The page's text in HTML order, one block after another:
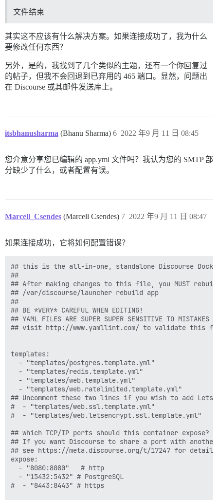
文件结束
其实这不应该有什么解决方案。如果连接成功了，我为什么
要修改任何东西？
另外，是的，我找到了几个类似的主题，还有一个你回复过
的帖子，但我不会回退到已弃用的 465 端口。显然，问题出
在 Discourse 或其邮件发送库上。
itsbhanusharma (Bhanu Sharma) 2022 年9 月 11 日 08:45
6
您介意分享您已编辑的 app.yml 文件吗？我认为您的 SMTP 部
分缺少了什么，或者配置有误。
Marcell_Csendes (Marcell Csendes) 2022 年9 月 11 日 08:47
7
如果连接成功，它将如何配置错误？
## this is the all-in-one, standalone Discourse
##
## After making changes to this file, you MUST
## /var/discourse/launcher rebuild app
##
## BE *VERY* CAREFUL WHEN EDITING!
## YAML FILES ARE SUPER SUPER SENSITIVE TO MISTAKES
## visit http://www.yamllint.com/ to validate this
templates:
  - "templates/postgres.template.yml"
  - "templates/redis.template.yml"
  - "templates/web.template.yml"
  - "templates/web.ratelimited.template.yml"
## Uncomment these two lines if you wish to add
#  - "templates/web.ssl.template.yml"
#  - "templates/web.letsencrypt.ssl.template.yml"
## which TCP/IP ports should this container expose?
## If you want Discourse to share a port with
## see https://meta.discourse.org/t/17247 for details
expose:
  - "8080:8080"   # http
  - "15432:5432" # PostgreSQL
#  - "8443:8443" # https